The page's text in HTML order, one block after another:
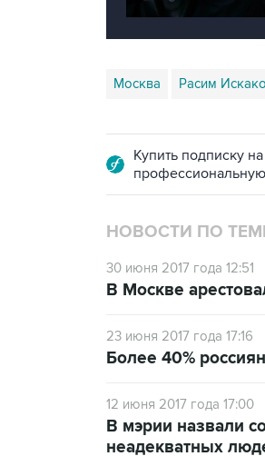
Москва Расим
Купить подписку на
НОВОСТИ ПО
30 июня 2017 года 12:51
В Москве
23 июня 2017 года 17:16
Более 40%
12 июня 2017 года 17:00
В мэрии назвали
неадекватных